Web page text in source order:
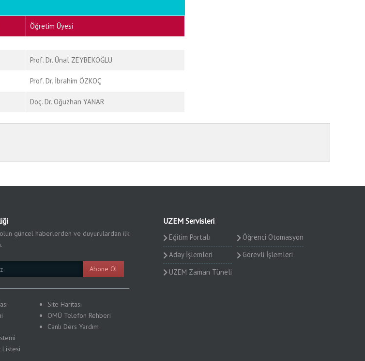
Öğretim Üyesi
Prof. Dr. Ünal ZEYBEKOĞLU
Prof. Dr. İbrahim ÖZKOÇ
Doç. Dr. Oğuzhan YANAR
güncel haberlerden ve duyurulardan ilk
Abone Ol
Listesi
Site Haritası
OMÜ Telefon Rehberi
Canlı Ders Yardım
UZEM Servisleri
Eğitim Portalı
Aday İşlemleri
UZEM Zaman Tüneli
Öğrenci Otomasyon
Görevli İşlemleri